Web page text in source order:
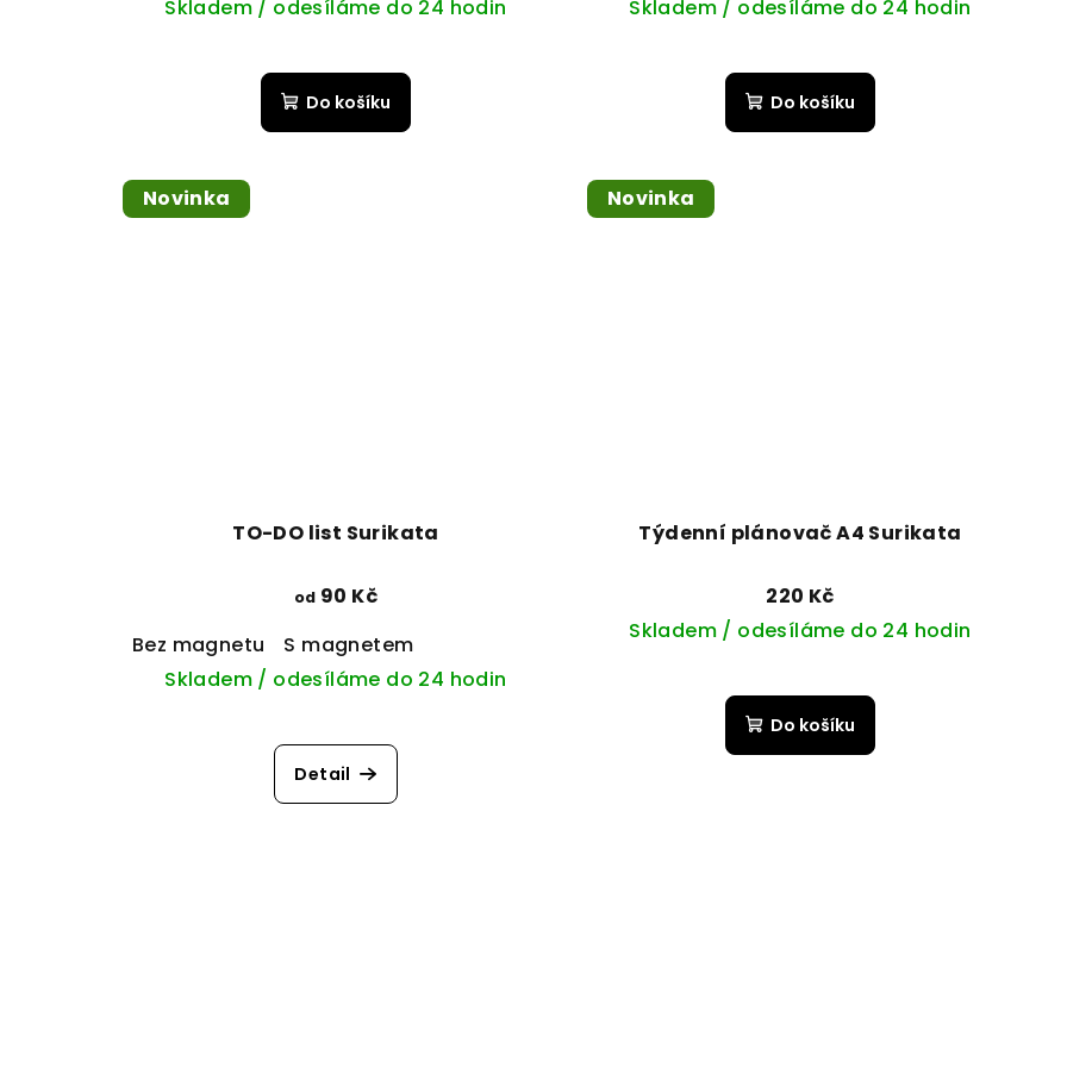
Skladem / odesíláme do 24 hodin
Do košíku
Skladem / odesíláme do 24 hodin
Do košíku
Novinka
TO-DO list Surikata
od 90 Kč
Bez magnetu
S magnetem
Skladem / odesíláme do 24 hodin
Detail
Novinka
Týdenní plánovač A4 Surikata
220 Kč
Skladem / odesíláme do 24 hodin
Do košíku